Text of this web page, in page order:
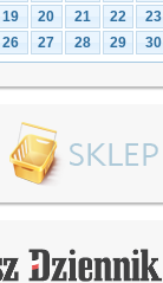
19 20 21 22 23
26 27 28 29 30